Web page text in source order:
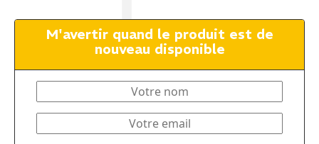
M'avertir quand le produit est de
nouveau disponible